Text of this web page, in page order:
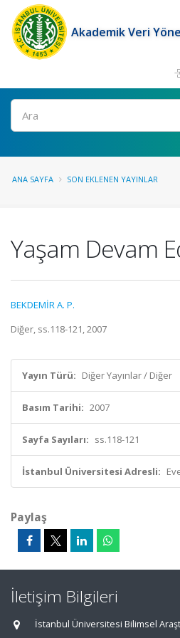
Akademik Veri
Ara
ANA SAYFA SON EKLENEN YAYINLAR
Yaşam Devam
BEKDEMİR A. P.
Diğer, ss.118-121, 2007
Yayın Türü: Diğer Yayınlar / Diğer
Basım Tarihi: 2007
Sayfa Sayıları: ss.118-121
İstanbul Üniversitesi Adresli:
Paylaş
İletişim Bilgileri
İstanbul Üniversitesi Bilimsel